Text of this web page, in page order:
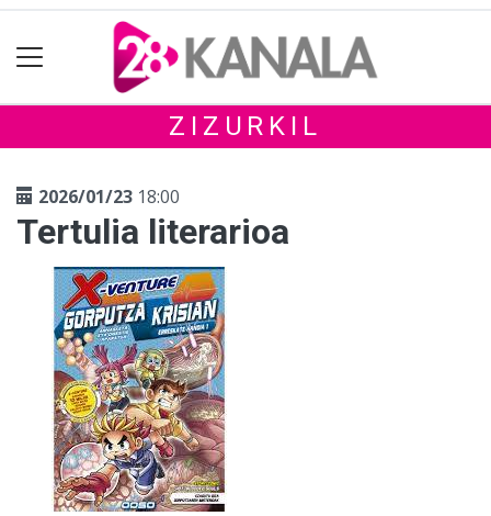
ZIZURKIL
2026/01/23 18:00
Tertulia literarioa